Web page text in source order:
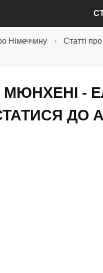
Німеччину › Статті
-
ДО